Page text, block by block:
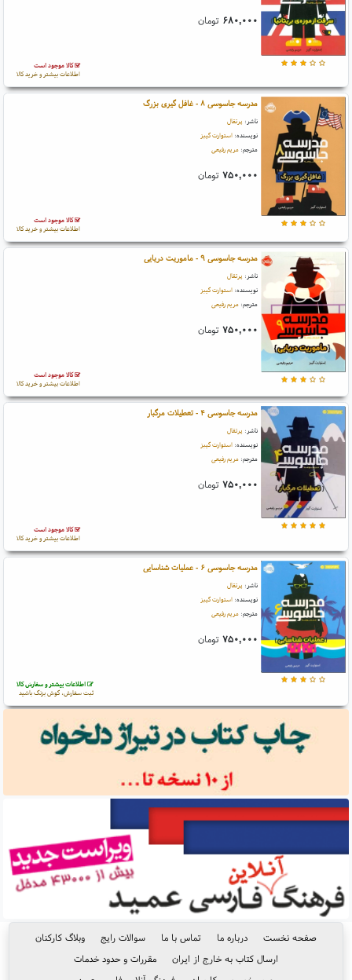
۶۸۰,۰۰۰ تومان
کالا موجود است
اطلاعات بیشتر و خرید کالا
مدرسه جاسوسی ۸ - غافل گیری بزرگ
ناشر: پرتقال
نویسنده: استوارت گیبز
مترجم: مریم رفیعی
۷۵۰,۰۰۰ تومان
کالا موجود است
اطلاعات بیشتر و خرید کالا
مدرسه جاسوسی ۹ - ماموریت دریایی
ناشر: پرتقال
نویسنده: استوارت گیبز
مترجم: مریم رفیعی
۷۵۰,۰۰۰ تومان
کالا موجود است
اطلاعات بیشتر و خرید کالا
مدرسه جاسوسی ۴ - تعطیلات مرگبار
ناشر: پرتقال
نویسنده: استوارت گیبز
مترجم: مریم رفیعی
۷۵۰,۰۰۰ تومان
کالا موجود است
اطلاعات بیشتر و خرید کالا
مدرسه جاسوسی ۶ - عملیات شناسایی
ناشر: پرتقال
نویسنده: استوارت گیبز
مترجم: مریم رفیعی
۷۵۰,۰۰۰ تومان
اطلاعات بیشتر و سفارش کالا
ثبت سفارش، گوش بزنگ باشید
صفحه نخست درباره ما تماس با ما سوالات رایج
وبلاگ کارکنان
ارسال کتاب به خارج از ایران
مقررات و حدود خدمات